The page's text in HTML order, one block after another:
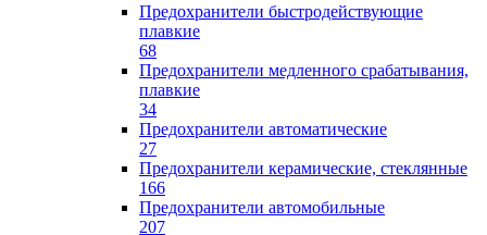
Предохранители быстродействующие
плавкие
68
Предохранители медленного срабатывания,
плавкие
34
Предохранители автоматические
27
Предохранители керамические, стеклянные
166
Предохранители автомобильные
207